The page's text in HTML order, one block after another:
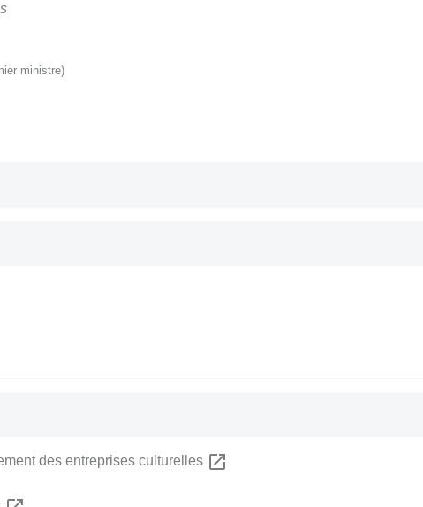
ministre)
des entreprises culturelles open_in_new